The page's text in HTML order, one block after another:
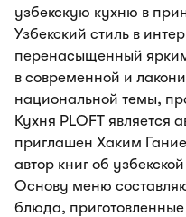
узбекскую кухню в
Узбекский стиль в
перенасыщенный
в современной и
национальной темы,
Кухня PLOFT является
приглашен Хаким
автор книг об
Основу меню
блюда,